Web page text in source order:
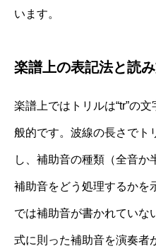
います。
楽譜上の表記法と読
楽譜上ではトリルは“tr”の
般的です。波線の長さでト
し、補助音の種類（全音か
補助音をどう処理するかを
では補助音が書かれていな
式に則った補助音を演奏者